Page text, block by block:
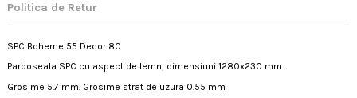
Politica de Retur
SPC Boheme 55 Decor 80
Pardoseala SPC cu aspect de lemn, dimensiuni 1280x230 mm.
Grosime 5.7 mm. Grosime strat de uzura 0.55 mm